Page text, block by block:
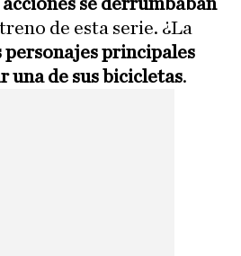
de esta serie. ¿La
personajes principales
una de sus bicicletas.